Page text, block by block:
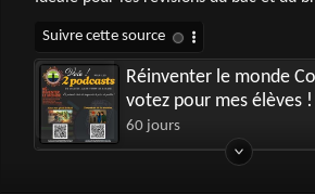
Réinventer le monde
votez pour mes élèves !
60 jours